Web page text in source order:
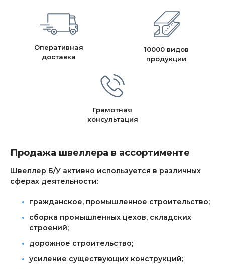
Оперативная
доставка
10000 видов
продукции
Грамотная
консультация
Продажа швеллера в ассортименте
Швеллер Б/У активно используется в различных
сферах деятельности:
гражданское, промышленное строительство;
сборка промышленных цехов, складских
строений;
дорожное строительство;
усиление существующих конструкций;